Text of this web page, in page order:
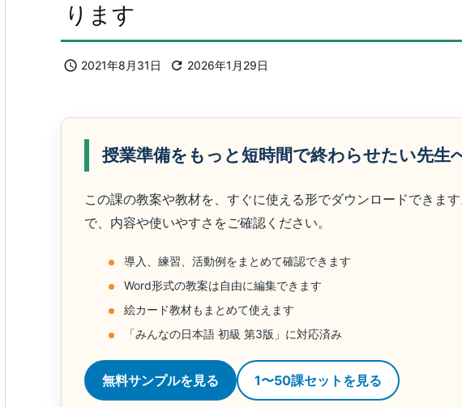
ります
 2021年8月31日  2026年1月29日
授業準備をもっと短時間で終わらせたい先生
この課の教案や教材を、すぐに使える形でダウンロードできま
で、内容や使いやすさをご確認ください。
導入、練習、活動例をまとめて確認できます
Word形式の教案は自由に編集できます
絵カード教材もまとめて使えます
「みんなの日本語 初級 第3版」に対応済み
無料サンプルを見る 1〜50課セットを見る